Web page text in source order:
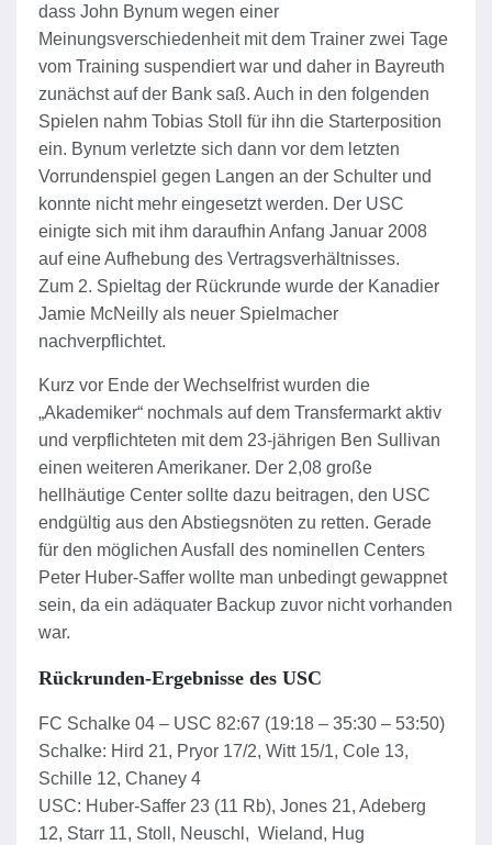
dass John Bynum wegen einer
Meinungsverschiedenheit mit dem Trainer zwei Tage
vom Training suspendiert war und daher in Bayreuth
zunächst auf der Bank saß. Auch in den folgenden
Spielen nahm Tobias Stoll für ihn die Starterposition
ein. Bynum verletzte sich dann vor dem letzten
Vorrundenspiel gegen Langen an der Schulter und
konnte nicht mehr eingesetzt werden. Der USC
einigte sich mit ihm daraufhin Anfang Januar 2008
auf eine Aufhebung des Vertragsverhältnisses.
Zum 2. Spieltag der Rückrunde wurde der Kanadier
Jamie McNeilly als neuer Spielmacher
nachverpflichtet.
Kurz vor Ende der Wechselfrist wurden die
„Akademiker“ nochmals auf dem Transfermarkt aktiv
und verpflichteten mit dem 23-jährigen Ben Sullivan
einen weiteren Amerikaner. Der 2,08 große
hellhäutige Center sollte dazu beitragen, den USC
endgültig aus den Abstiegsnöten zu retten. Gerade
für den möglichen Ausfall des nominellen Centers
Peter Huber-Saffer wollte man unbedingt gewappnet
sein, da ein adäquater Backup zuvor nicht vorhanden
war.
Rückrunden-Ergebnisse des USC
FC Schalke 04 – USC 82:67 (19:18 – 35:30 – 53:50)
Schalke: Hird 21, Pryor 17/2, Witt 15/1, Cole 13,
Schille 12, Chaney 4
USC: Huber-Saffer 23 (11 Rb), Jones 21, Adeberg
12, Starr 11, Stoll, Neuschl, Wieland, Hug